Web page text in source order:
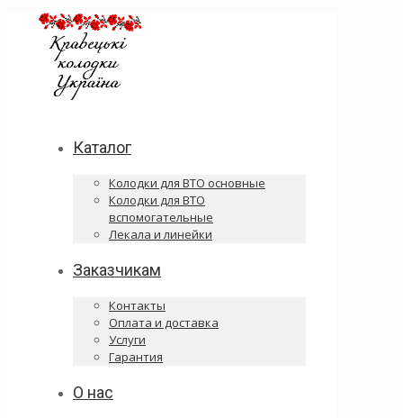
Каталог
Колодки для ВТО основные
Колодки для ВТО
вспомогательные
Лекала и линейки
Заказчикам
Контакты
Оплата и доставка
Услуги
Гарантия
О нас